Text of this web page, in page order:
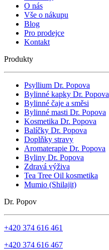
O nás
Vše o nákupu
Blog
Pro prodejce
Kontakt
Produkty
Psyllium Dr. Popova
Bylinné kapky Dr. Popova
Bylinné čaje a směsi
Bylinné masti Dr. Popova
Kosmetika Dr. Popova
Balíčky Dr. Popova
Doplňky stravy
Aromaterapie Dr. Popova
Byliny Dr. Popova
Zdravá výživa
Tea Tree Oil kosmetika
Mumio (Shilajit)
Dr. Popov
+420 374 616 461
+420 374 616 467